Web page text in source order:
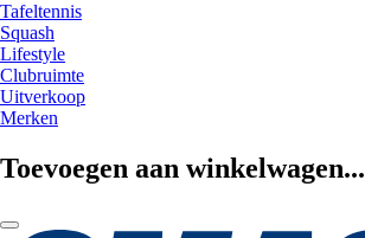
Tafeltennis
Squash
Lifestyle
Clubruimte
Uitverkoop
Merken
Toevoegen aan winkelwagen...